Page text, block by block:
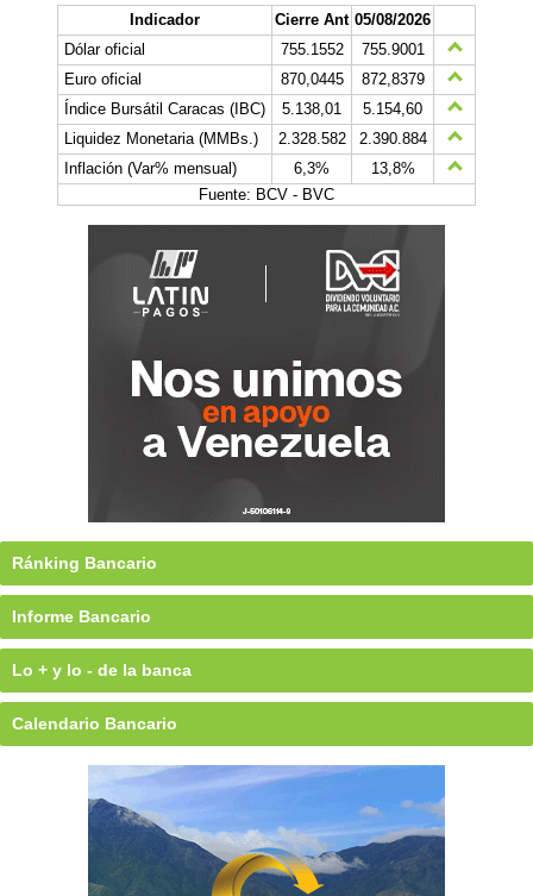
Indicador Cierre Ant 05/08/2026
Dólar oficial
755.1552
755.9001
Euro oficial
870,0445
872,8379
Índice Bursátil Caracas (IBC)
5.138,01
5.154,60
Liquidez Monetaria (MMBs.)
2.328.582
2.390.884
Inflación (Var% mensual)
6,3%
13,8%
Fuente: BCV - BVC
Ránking Bancario
Informe Bancario
Lo + y lo - de la banca
Calendario Bancario